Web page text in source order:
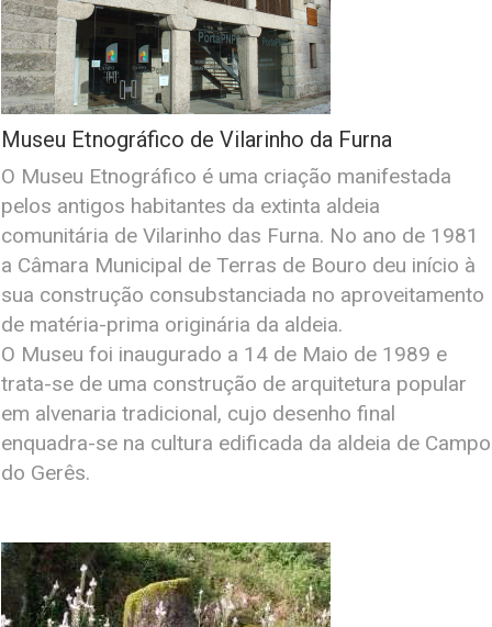
Museu Etnográfico de Vilarinho da Furna
O Museu Etnográfico é uma criação manifestada
pelos antigos habitantes da extinta aldeia
comunitária de Vilarinho das Furna. No ano de 1981
a Câmara Municipal de Terras de Bouro deu início à
sua construção consubstanciada no aproveitamento
de matéria-prima originária da aldeia.
O Museu foi inaugurado a 14 de Maio de 1989 e
trata-se de uma construção de arquitetura popular
em alvenaria tradicional, cujo desenho final
enquadra-se na cultura edificada da aldeia de Campo
do Gerês.